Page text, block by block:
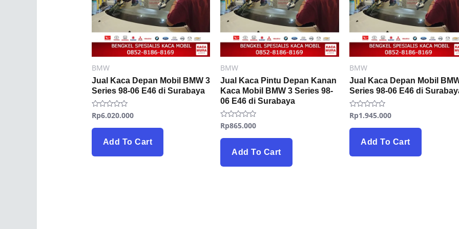
BMW
Jual Kaca Depan Mobil BMW 3
Series 98-06 E46 di Surabaya
Rated
0
out
Rp6.020.000
Add To Cart
BMW
Jual Kaca Pintu Depan Kanan
Kaca Mobil BMW 3 Series 98-
06 E46 di Surabaya
Rated
0
out
Rp865.000
Add To Cart
BMW
Jual Kaca Depan Mobil
Series 98-06 E46 di
Rated
0
out
Rp1.945.000
Add To Cart